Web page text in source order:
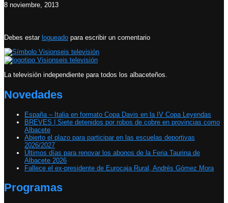
8 noviembre, 2013
Debes estar logueado para escribir un comentario
La televisión independiente para todos los albaceteños.
Novedades
España – Italia en formato Copa Davis en la IV Copa Leyendas
BREVES | Siete detenidos por robos de cobre en provincias como
Albacete
Abierto el plazo para participar en las escuelas deportivas
2026/2027
Últimos días para renovar los abonos de la Feria Taurina de
Albacete 2026
Fallece el ex-presidente de Eurocaja Rural, Andrés Gómez Mora
Programas